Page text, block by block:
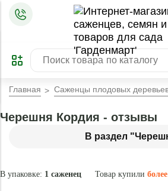
ПРЕДЗАКАЗ
ЗАБРОНИРОВАТЬ
ЛУЧШЕЕ
Главная Саженцы плодовых
В раздел
Черешня Кордия - отзывы
В упаковке: 1 саженец Товар купили